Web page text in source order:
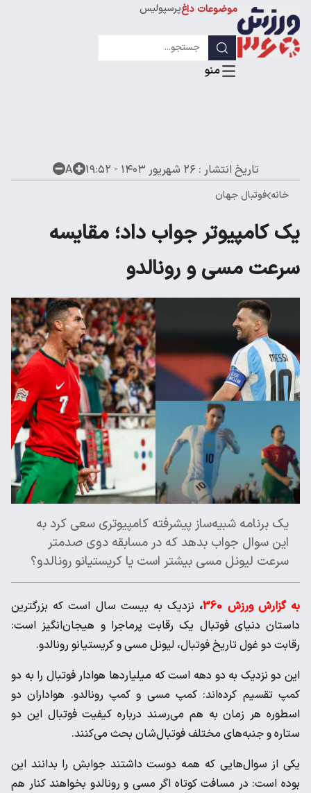
موضوعات داغپرسپولیس
لیگ قهرمانان
تاریخ انتشار :۲۶ شهریور ۱۴۰۳ - ۱۹:۵۲ A
خانه فوتبال جهان
یک کامپیوتر جواب داد؛ مقایسه
سرعت مسی و رونالدو
یک برنامه شبیه‌ساز پیشرفته کامپیوتری سعی کرد به
این سوال ‌جواب بدهد که در مسابقه دوی صدمتر
سرعت لیونل مسی بیشتر ‌است یا کریستیانو رونالدو؟
به گزارش ورزش 360 ، نزدیک به بیست سال است که بزرگترین
‌داستان دنیای فوتبال یک رقابت پرماجرا و هیجان‌انگیز است:
رقابت ‌دو غول تاریخ فوتبال، لیونل مسی و کریستیانو رونالدو. ‌
این دو نزدیک به دو دهه است که میلیاردها هوادار فوتبال را به دو
‌کمپ تقسیم کرده‌اند: کمپ مسی و کمپ رونالدو. هواداران دو
‌اسطوره هر زمان به هم می‌رسند درباره کیفیت فوتبال این دو
ستاره ‌و جنبه‌های مختلف فوتبال‌شان بحث می‌کنند.
یکی از سوال‌هایی که ‌همه دوست داشتند جوابش را بدانند این
بوده است: در مسافت ‌کوتاه اگر مسی و رونالدو بخواهند کنار هم